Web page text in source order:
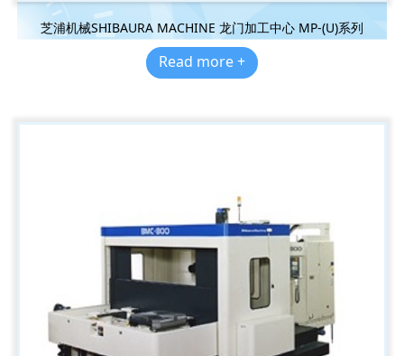
芝浦机械SHIBAURA MACHINE 龙门加工中心 MP-(U)系列
Read more +